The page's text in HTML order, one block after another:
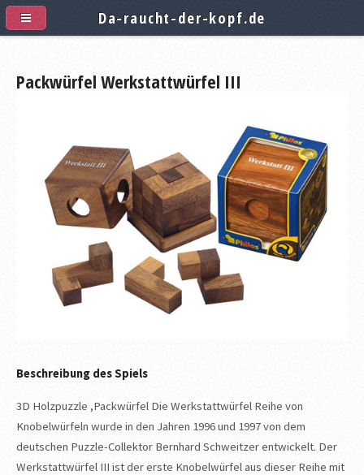
Packwürfel Werkstattwürfel III
Beschreibung des Spiels
3D Holzpuzzle ,Packwürfel Die Werkstattwürfel Reihe von
Knobelwürfeln wurde in den Jahren 1996 und 1997 von dem
deutschen Puzzle-Collektor Bernhard Schweitzer entwickelt. Der
Werkstattwürfel III ist der erste Knobelwürfel aus dieser Reihe mit
Da-raucht-der-kopf.de